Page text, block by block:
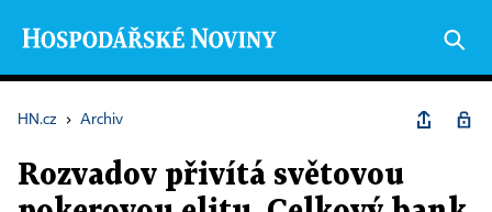
HN.cz › Archiv
Rozvadov přivítá světovou